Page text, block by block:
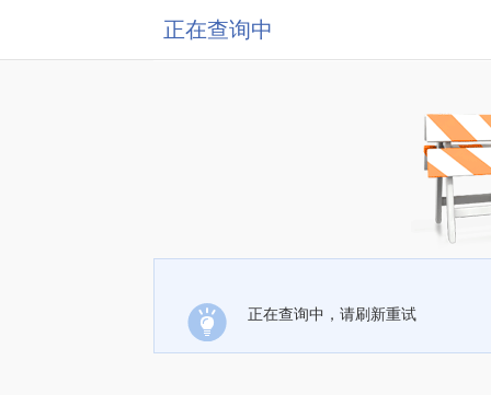
正在查询中
正在查询中，请刷新重试